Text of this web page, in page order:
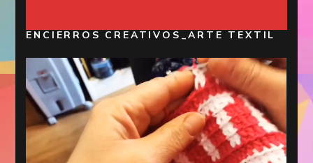
ENCIERROS CREATIVOS_ARTE TEXTIL
Reproductor
de
vídeo